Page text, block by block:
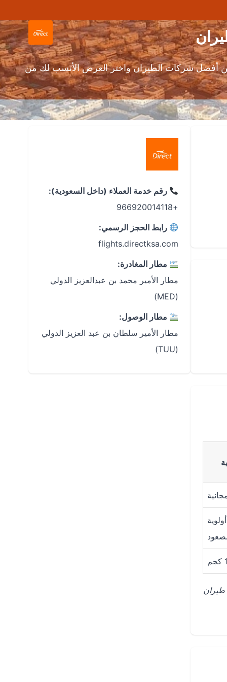
أفضل شركات الطيران واختر العرض الأنسب لك من
طيران
رقم خدمة العملاء (داخل السعودية):
+966920014118
رابط الحجز الرسمي:
flights.directksa.com
مطار المغادرة:
مطار الأمير محمد بن عبدالعزيز الدولي
(MED)
مطار الوصول:
مطار الأمير سلطان بن عبد العزيز الدولي
(TUU)